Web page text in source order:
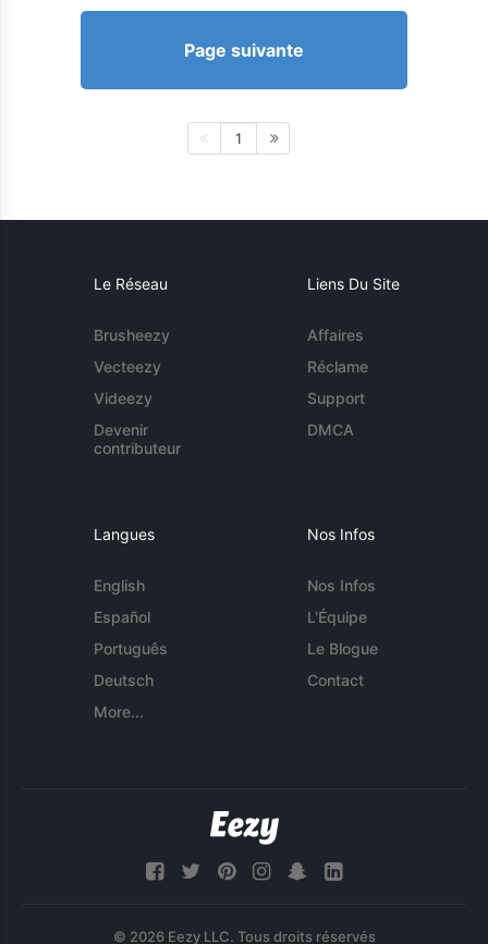
Page suivante
1
Le Réseau
Brusheezy
Vecteezy
Videezy
Devenir
contributeur
Liens Du Site
Affaires
Réclame
Support
DMCA
Langues
English
Español
Português
Deutsch
More...
Nos Infos
Nos Infos
L'Équipe
Le Blogue
Contact
© 2026 Eezy LLC. Tous droits réservés